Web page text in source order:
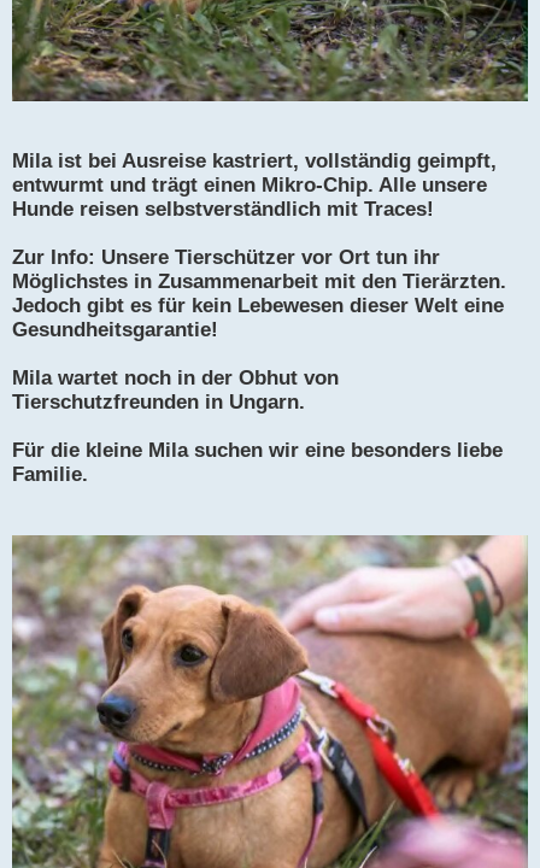
Mila ist bei Ausreise kastriert, vollständig geimpft,
entwurmt und trägt einen Mikro-Chip. Alle unsere
Hunde reisen selbstverständlich mit Traces!
Zur Info: Unsere Tierschützer vor Ort tun ihr
Möglichstes in Zusammenarbeit mit den Tierärzten.
Jedoch gibt es für kein Lebewesen dieser Welt eine
Gesundheitsgarantie!
Mila wartet noch in der Obhut von
Tierschutzfreunden in Ungarn.
Für die kleine Mila suchen wir eine besonders liebe
Familie.